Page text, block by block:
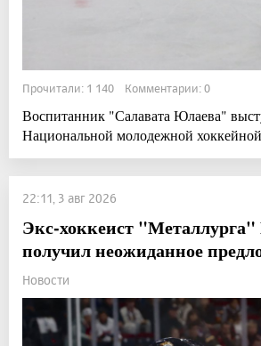
Прочитали: 1 140 Комментарии: 0
Воспитанник "Салавата Юлаева"
Национальной молодежной
22:11, 3 авг 2026
Экс-хоккеист "Металлурга"
получил неожиданное
Новости